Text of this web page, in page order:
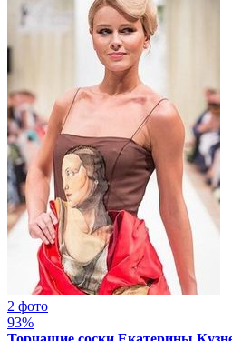
2 фото
93%